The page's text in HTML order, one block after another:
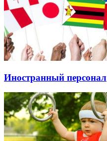
Иностранный персонал